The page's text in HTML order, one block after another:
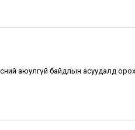
аюулгүй байдлын асуудалд орох